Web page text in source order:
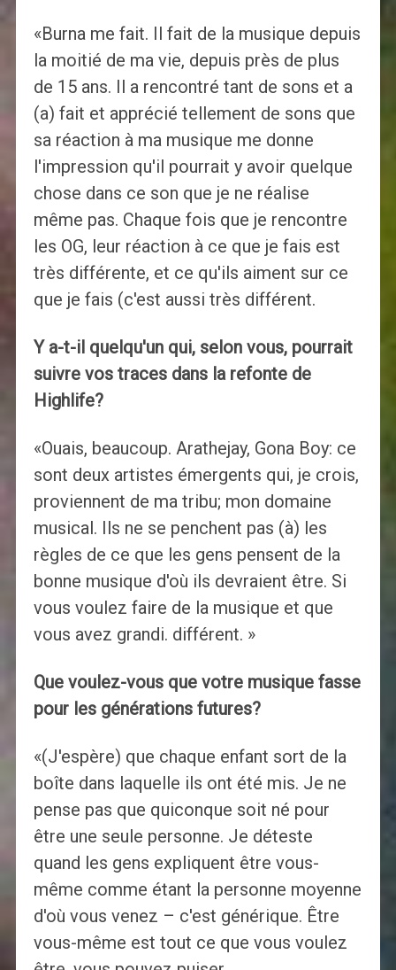
«Burna me fait. Il fait de la musique depuis
la moitié de ma vie, depuis près de plus
de 15 ans. Il a rencontré tant de sons et a
(a) fait et apprécié tellement de sons que
sa réaction à ma musique me donne
l'impression qu'il pourrait y avoir quelque
chose dans ce son que je ne réalise
même pas. Chaque fois que je rencontre
les OG, leur réaction à ce que je fais est
très différente, et ce qu'ils aiment sur ce
que je fais (c'est aussi très différent.
Y a-t-il quelqu'un qui, selon vous, pourrait
suivre vos traces dans la refonte de
Highlife?
«Ouais, beaucoup. Arathejay, Gona Boy: ce
sont deux artistes émergents qui, je crois,
proviennent de ma tribu; mon domaine
musical. Ils ne se penchent pas (à) les
règles de ce que les gens pensent de la
bonne musique d'où ils devraient être. Si
vous voulez faire de la musique et que
vous avez grandi. différent. »
Que voulez-vous que votre musique fasse
pour les générations futures?
«(J'espère) que chaque enfant sort de la
boîte dans laquelle ils ont été mis. Je ne
pense pas que quiconque soit né pour
être une seule personne. Je déteste
quand les gens expliquent être vous-
même comme étant la personne moyenne
d'où vous venez – c'est générique. Être
vous-même est tout ce que vous voulez